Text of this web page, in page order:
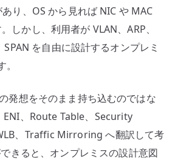
り、OS から見れば NIC や MAC
しかし、利用者が VLAN、ARP、
を自由に設計するオンプレミ
発想をそのまま持ち込むのではな
ENI、Route Table、Security
、Traffic Mirroring へ翻訳して考
きると、オンプレミスの設計意図